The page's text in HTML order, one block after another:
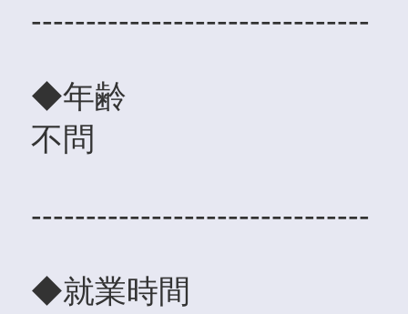
-------------------------------
◆年齢
不問
-------------------------------
◆就業時間